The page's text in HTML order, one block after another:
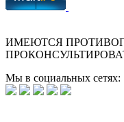
ИМЕЮТСЯ
Мы в социальных сетях: